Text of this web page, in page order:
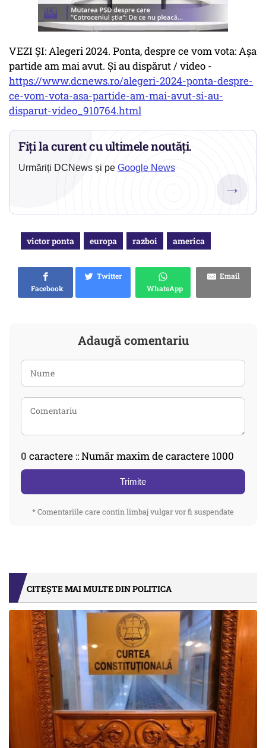
VEZI ȘI: Alegeri 2024. Ponta, despre ce vom vota: Așa
partide am mai avut. Și au dispărut / video -
https://www.dcnews.ro/alegeri-2024-ponta-despre-
ce-vom-vota-asa-partide-am-mai-avut-si-au-
disparut-video_910764.html
Fiți la curent cu ultimele noutăți.
Urmăriți DCNews și pe Google News
→
victor ponta europa razboi america
Facebook
Twitter
WhatsApp
Email
Adaugă comentariu
0 caractere :: Număr maxim de caractere 1000
Trimite
* Comentariile care contin limbaj vulgar vor fi suspendate
CITEȘTE MAI MULTE DIN POLITICA